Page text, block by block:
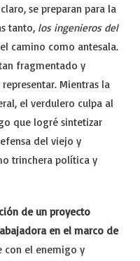
se preparan para la
tanto, los ingenieros del
camino como antesala.
fragmentado y
Mientras la
el verdulero culpa al
que logré sintetizar
del viejo y
trinchera política y
de un proyecto
en el marco de
con el enemigo y